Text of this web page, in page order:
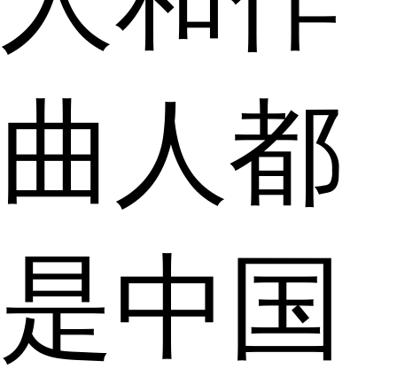
曲人都
是中国